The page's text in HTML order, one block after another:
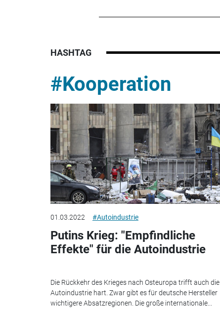
HASHTAG
#Kooperation
01.03.2022 #Autoindustrie
Putins Krieg: "Empfindliche
Effekte" für die Autoindustrie
Die Rückkehr des Krieges nach Osteuropa trifft auch die
Autoindustrie hart. Zwar gibt es für deutsche Hersteller
wichtigere Absatzregionen. Die große internationale...